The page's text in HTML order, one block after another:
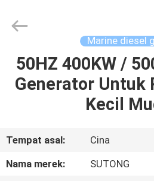
RUMAH
TENTANG
KAMI
POWER
CO.,LTD.
Reserved.
Marine diesel
50HZ 400KW /
Generator Untuk
Kecil
Tempat asal:
Cina
Nama merek:
SUTONG